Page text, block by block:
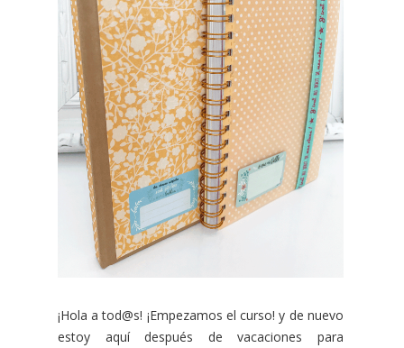
¡Hola a tod@s! ¡Empezamos el curso! y de nuevo
estoy aquí después de vacaciones para